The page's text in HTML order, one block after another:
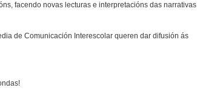
facendo novas lecturas e interpretacións das narrativas
de Comunicación Interescolar queren dar difusión ás